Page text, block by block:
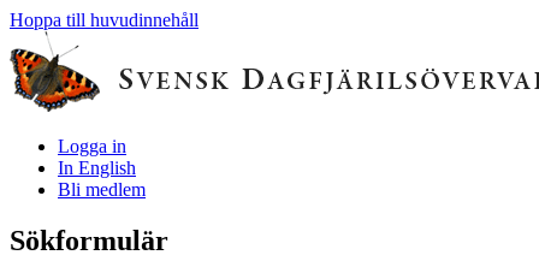
Hoppa till huvudinnehåll
Logga in
In English
Bli medlem
Sökformulär